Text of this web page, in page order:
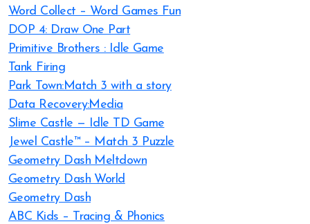
Word Collect – Word Games Fun
DOP 4: Draw One Part
Primitive Brothers : Idle Game
Tank Firing
Park Town:Match 3 with a story
Data Recovery:Media
Slime Castle — Idle TD Game
Jewel Castle™ – Match 3 Puzzle
Geometry Dash Meltdown
Geometry Dash World
Geometry Dash
ABC Kids – Tracing & Phonics